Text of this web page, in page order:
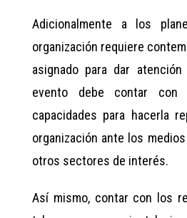
Adicionalmente a los
organización requiere
asignado para dar
evento debe contar con
capacidades para hacerla
organización ante los
otros sectores de interés.
Así mismo, contar con los